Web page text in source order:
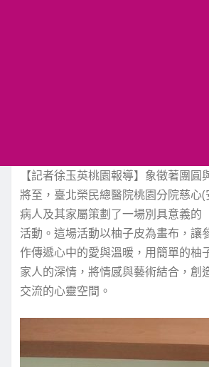
【記者徐玉英桃園報導】象徵著團圓
將至，臺北榮民總醫院桃園分院慈心
病人及其家屬策劃了一場別具意義的
活動。這場活動以柚子皮為畫布，讓
作傳遞心中的愛與溫暖，用簡單的柚
家人的深情，將情感與藝術結合，創
交流的心靈空間。